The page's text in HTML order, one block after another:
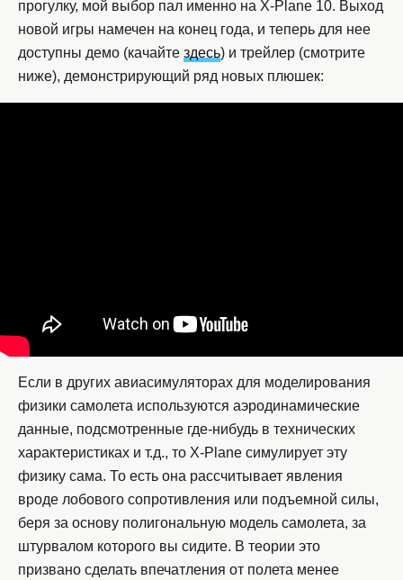
прогулку, мой выбор пал именно на X-Plane 10. Выход
новой игры намечен на конец года, и теперь для нее
доступны демо (качайте здесь) и трейлер (смотрите
ниже), демонстрирующий ряд новых плюшек:
Если в других авиасимуляторах для моделирования
физики самолета используются аэродинамические
данные, подсмотренные где-нибудь в технических
характеристиках и т.д., то X-Plane симулирует эту
физику сама. То есть она рассчитывает явления
вроде лобового сопротивления или подъемной силы,
беря за основу полигональную модель самолета, за
штурвалом которого вы сидите. В теории это
призвано сделать впечатления от полета менее